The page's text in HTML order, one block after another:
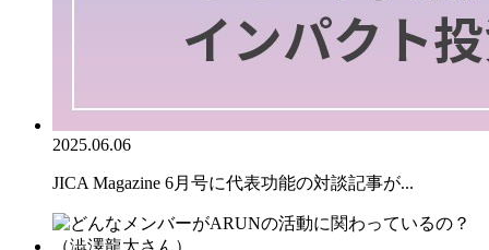
2025.06.06
JICA Magazine 6月号に代表功能の対談記事が...